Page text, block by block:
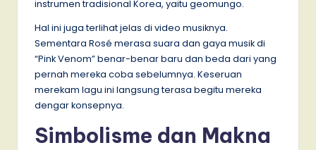
instrumen tradisional Korea, yaitu geomungo.
Hal ini juga terlihat jelas di video musiknya.
Sementara Rosé merasa suara dan gaya musik di
“Pink Venom” benar-benar baru dan beda dari yang
pernah mereka coba sebelumnya. Keseruan
merekam lagu ini langsung terasa begitu mereka
dengar konsepnya.
Simbolisme dan Makna